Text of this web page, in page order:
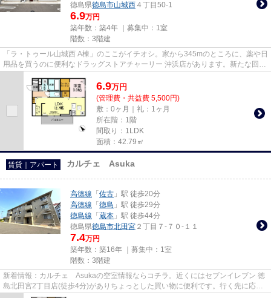
徳島県徳島市山城西 ４丁目50-1
6.9万円
築年数：築4年 ｜募集中： 1室
階数：3階建
「ラ・トゥール山城西 A棟」のここがイチオシ。家から345mのところに、薬や日
用品を買うのに便利なドラッグストアチャーリー 沖浜店があります。新たな回線
6.9万円
(管理費・共益費 5,500円)
敷：0ヶ月｜礼：1ヶ月
所在階：1階
間取り：1LDK
面積：42.79㎡
賃貸｜アパート カルチェ Asuka
高徳線 「 佐古 」駅 徒歩20分
高徳線 「 徳島 」駅 徒歩29分
徳島線 「 蔵本 」駅 徒歩44分
徳島県徳島市北田宮 ２丁目７-７０-１１
7.4万円
築年数：築16年 ｜募集中： 1室
階数：3階建
新着情報：カルチェ Asukaの空室情報ならコチラ。近くにはセブンイレブン 徳
島北田宮2丁目店(徒歩4分)がありちょっとした買い物に便利です。行く先に応じ
て経路を選べる、2駅利用可能...